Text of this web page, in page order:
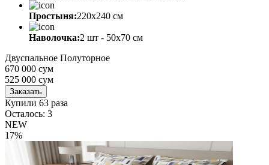
Простыня:220х240 см
Наволочка:2 шт - 50x70 см
Двуспальное Полуторное
670 000 сум
525 000 сум
Заказать
Купили 63 раза
Осталось: 3
NEW
17%